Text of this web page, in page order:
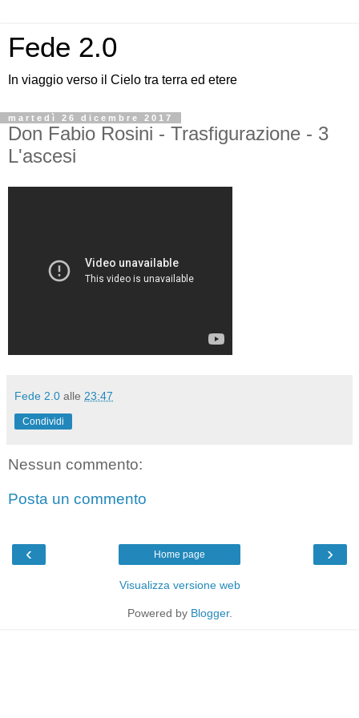
Fede 2.0
In viaggio verso il Cielo tra terra ed etere
martedì 26 dicembre 2017
Don Fabio Rosini - Trasfigurazione - 3
L'ascesi
Fede 2.0 alle 23:47
Condividi
Nessun commento:
Posta un commento
‹ ›
Home page
Visualizza versione web
Powered by Blogger.